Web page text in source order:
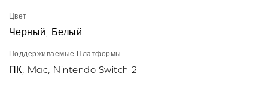
Цвет
Черный, Белый
Поддерживаемые Платформы
ПК, Mac, Nintendo Switch 2